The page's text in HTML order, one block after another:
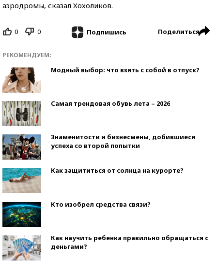
аэродромы, сказал Хохоликов.
0 0 Подпишись Поделиться
РЕКОМЕНДУЕМ:
Модный выбор: что взять с собой в отпуск?
Самая трендовая обувь лета – 2026
Знаменитости и бизнесмены, добившиеся
успеха со второй попытки
Как защититься от солнца на курорте?
Кто изобрел средства связи?
Как научить ребенка правильно обращаться с
деньгами?